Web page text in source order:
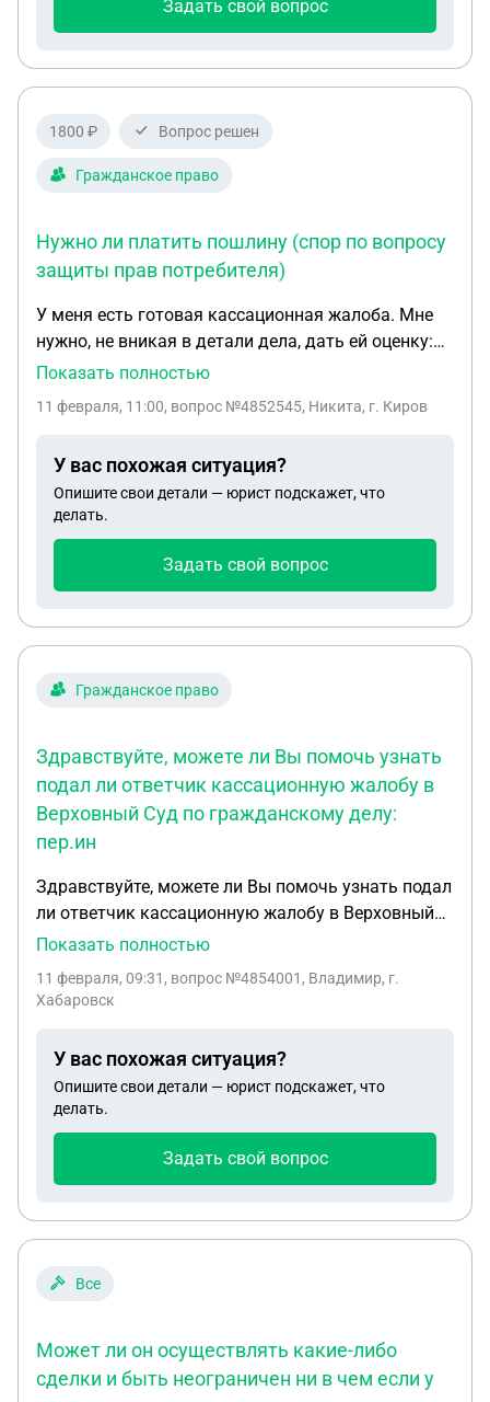
Задать свой вопрос
1800 ₽ Вопрос решен
Гражданское право
Нужно ли платить пошлину (спор по вопросу
защиты прав потребителя)
У меня есть готовая кассационная жалоба. Мне
нужно, не вникая в детали дела, дать ей оценку:
все ли доводы попадают в кассацию и нет ли
составлено и оформлено. В общем, что она
пошлину (спор по вопросу защиты прав
потребителя). Последняя возможная дата подачи
жалобы (Мотивированное апелляционное
Показать полностью
11 февраля, 11:00, вопрос №4852545, Никита, г. Киров
У вас похожая ситуация?
Опишите свои детали — юрист подскажет, что
делать.
Задать свой вопрос
Гражданское право
Здравствуйте, можете ли Вы помочь узнать
подал ли ответчик кассационную жалобу в
Верховный Суд по гражданскому делу:
пер.ин
Здравствуйте, можете ли Вы помочь узнать подал
ли ответчик кассационную жалобу в Верховный
Суд по гражданскому делу: пер.ин. №2-504/2025
21.05.2025, тр. ин. №88-5994/2025 о 09.10.2025г?
Показать полностью
11 февраля, 09:31 , вопрос №4854001, Владимир, г.
Хабаровск
У вас похожая ситуация?
Опишите свои детали — юрист подскажет, что
делать.
Задать свой вопрос
Все
Может ли он осуществлять какие-либо
сделки и быть неограничен ни в чем если у